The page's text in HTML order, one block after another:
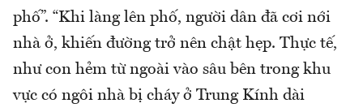
phố”. “Khi làng lên phố, người dân đã cơi nới
nhà ở, khiến đường trở nên chật hẹp. Thực tế,
như con hẻm từ ngoài vào sâu bên trong khu
vực có ngôi nhà bị cháy ở Trung Kính dài